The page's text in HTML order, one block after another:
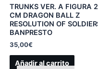
TRUNKS VER. A FIGURA
CM DRAGON BALL Z
RESOLUTION OF
BANPRESTO
35,00€
Añadir al carrito